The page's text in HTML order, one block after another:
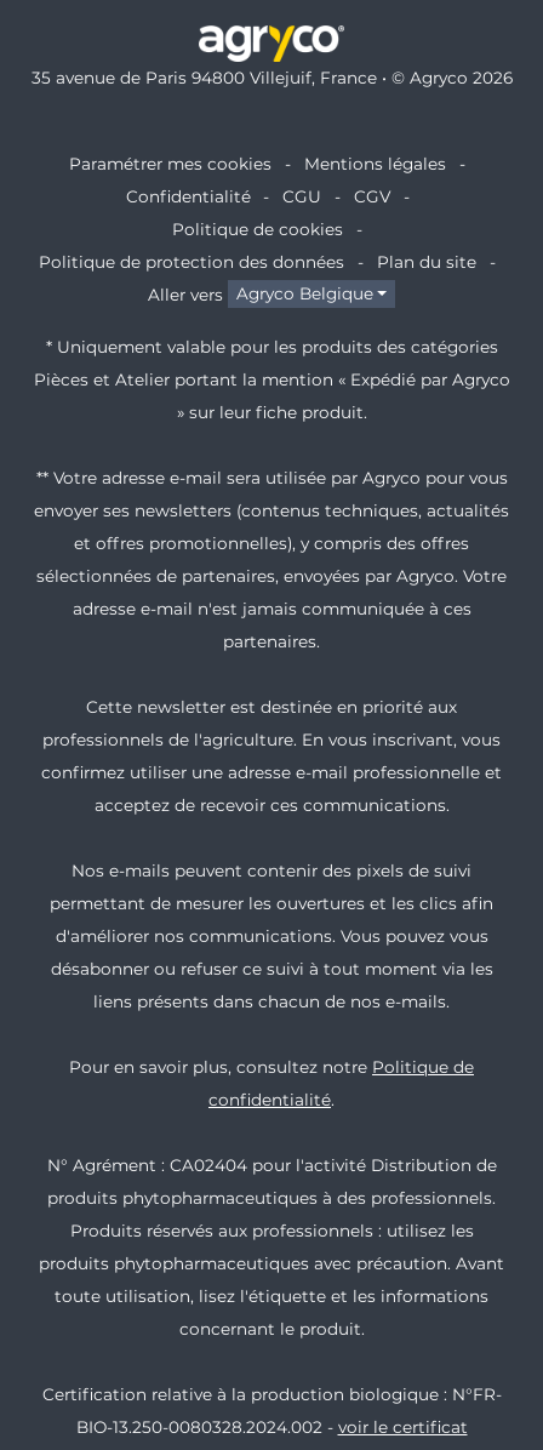
35 avenue de Paris 94800 Villejuif, France • © Agryco 2026
Paramétrer mes cookies
Mentions légales
Confidentialité
CGU
CGV
Politique de cookies
Politique de protection des données
Plan du site
Aller vers
Agryco Belgique
* Uniquement valable pour les produits des catégories
Pièces et Atelier portant la mention « Expédié par Agryco
» sur leur fiche produit.
** Votre adresse e-mail sera utilisée par Agryco pour vous
envoyer ses newsletters (contenus techniques, actualités
et offres promotionnelles), y compris des offres
sélectionnées de partenaires, envoyées par Agryco. Votre
adresse e-mail n'est jamais communiquée à ces
partenaires.
Cette newsletter est destinée en priorité aux
professionnels de l'agriculture. En vous inscrivant, vous
confirmez utiliser une adresse e-mail professionnelle et
acceptez de recevoir ces communications.
Nos e-mails peuvent contenir des pixels de suivi
permettant de mesurer les ouvertures et les clics afin
d'améliorer nos communications. Vous pouvez vous
désabonner ou refuser ce suivi à tout moment via les
liens présents dans chacun de nos e-mails.
Pour en savoir plus, consultez notre Politique de
confidentialité.
N° Agrément : CA02404 pour l'activité Distribution de
produits phytopharmaceutiques à des professionnels.
Produits réservés aux professionnels : utilisez les
produits phytopharmaceutiques avec précaution. Avant
toute utilisation, lisez l'étiquette et les informations
concernant le produit.
Certification relative à la production biologique : N°FR-
BIO-13.250-0080328.2024.002 - voir le certificat